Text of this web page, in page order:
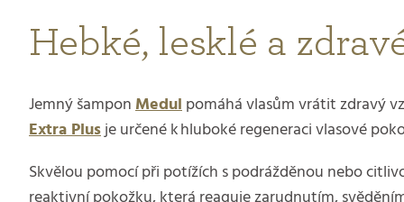
Hebké, lesklé a
Jemný šamponMedulpomáhá vlasům vrátit zdravý
Extra Plusje určené k hluboké regeneraci vlasové
Skvělou pomocí při potížích s podrážděnou nebo